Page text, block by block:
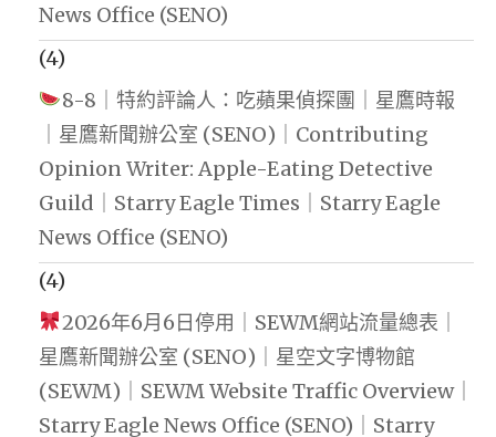
News Office (SENO)
(4)
8-8｜特約評論人：吃蘋果偵探團｜星鷹時報
｜星鷹新聞辦公室 (SENO)｜Contributing
Opinion Writer: Apple-Eating Detective
Guild｜Starry Eagle Times｜Starry Eagle
News Office (SENO)
(4)
2026年6月6日停用｜SEWM網站流量總表｜
星鷹新聞辦公室 (SENO)｜星空文字博物館
(SEWM)｜SEWM Website Traffic Overview｜
Starry Eagle News Office (SENO)｜Starry